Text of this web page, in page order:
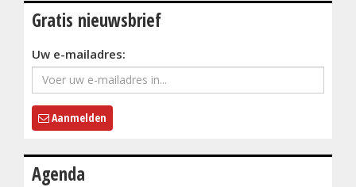
Gratis nieuwsbrief
Uw e-mailadres:
Aanmelden
Agenda